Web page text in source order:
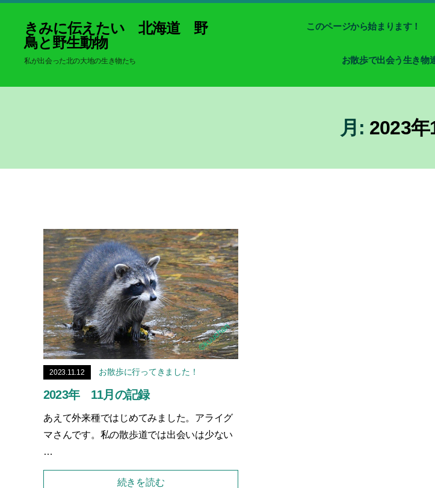
きみに伝えたい 北海道 野
鳥と野生動物
私が出会った北の大地の生き物たち
このページから始まります！
お散歩で出会う生き物
月: 2023年
2023.11.12 お散歩に行ってきました！
2023年 11月の記録
あえて外来種ではじめてみました。アライグ
マさんです。私の散歩道では出会いは少ない
…
続きを読む